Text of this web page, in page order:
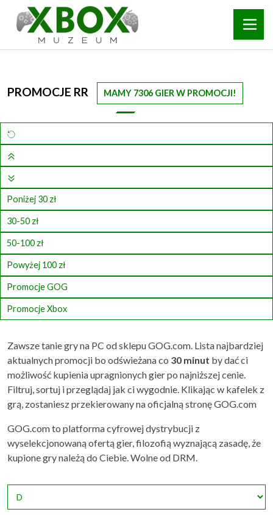
PROMOCJE RR MAMY 7306 GIER W PROMOCJI!
Poniżej 30 zł
30-50 zł
50-100 zł
Powyżej 100 zł
Promocje GOG
Promocje Xbox
Zawsze tanie gry na PC od sklepu GOG.com. Lista najbardziej
aktualnych promocji bo odświeżana co 30 minut by dać ci
możliwość kupienia upragnionych gier po najniższej cenie.
Filtruj, sortuj i przeglądaj jak ci wygodnie. Klikając w kafelek z
grą, zostaniesz przekierowany na oficjalną stronę GOG.com
GOG.com to platforma cyfrowej dystrybucji z
wyselekcjonowaną ofertą gier, filozofią wyznającą zasadę, że
kupione gry należą do Ciebie. Wolne od DRM.